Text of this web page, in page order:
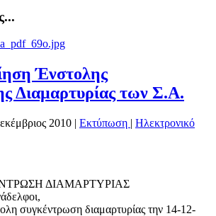
Ένστολης
Διαμαρτυρίας των Σ.Α.
2010 | Εκτύπωση | Ηλεκτρονικό
ΔΙΑΜΑΡΤΥΡΙΑΣ
συγκέντρωση διαμαρτυρίας την 14-12-